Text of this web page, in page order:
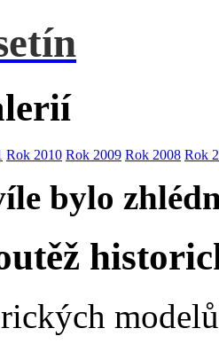
Rok 2010 Rok 2009 Rok 2008 Rok
bylo